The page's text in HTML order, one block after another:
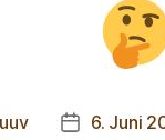
6. Juni